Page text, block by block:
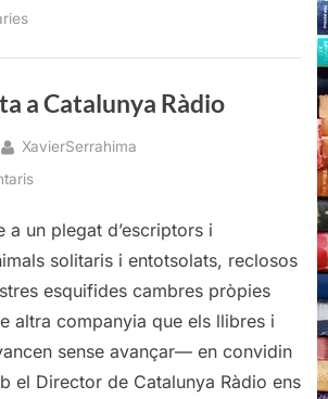
a
Catalunya
a Catalunya Ràdio
By
XavierSerrahima
a
de
tinta
Catalunya
Ràdio
a un plegat d’escriptors i
solitaris i entotsolats, reclosos
esquifides cambres pròpies
altra companyia que els llibres i
sense avançar— en convidin
el Director de Catalunya Ràdio ens